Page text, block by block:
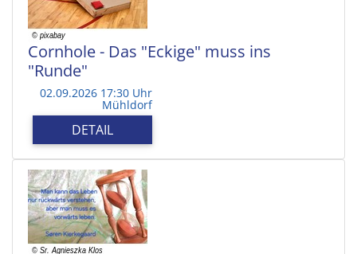
Cornhole - Das "Eckige" muss ins
"Runde"
02.09.2026 17:30 Uhr
Mühldorf
DETAIL